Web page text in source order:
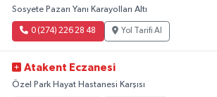
Sosyete Pazarı Yanı Karayolları Altı
0 (274) 226 28 48 Yol Tarifi Al
Atakent Eczanesi
Özel Park Hayat Hastanesi Karşısı